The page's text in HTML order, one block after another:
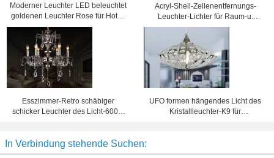
Moderner Leuchter LED beleuchtet
goldenen Leuchter Rose für Hotel-
Dekoration
Acryl-Shell-Zellenentfernungs-
Leuchter-Lichter für Raum-u.
Hochzeits-Dekoration
Esszimmer-Retro schäbiger
schicker Leuchter des Licht-600W
UFO formen hängendes Licht des
Kristallleuchter-K9 für
In Verbindung stehende Suchen: